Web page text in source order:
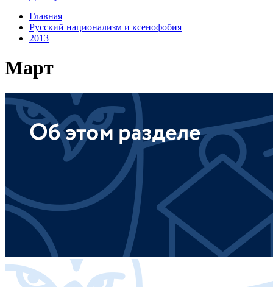
Главная
Русский национализм и ксенофобия
2013
Март